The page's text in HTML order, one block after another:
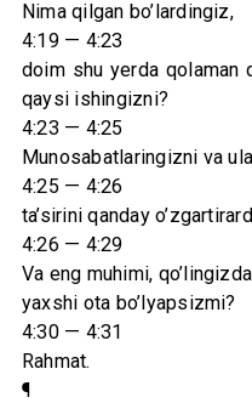
Nima qilgan bo’lardingiz,
4:19 — 4:23
doim shu yerda qolaman
qaysi ishingizni?
4:23 — 4:25
Munosabatlaringizni va
4:25 — 4:26
ta’sirini qanday
4:26 — 4:29
Va eng muhimi,
yaxshi ota bo’lyapsizmi?
4:30 — 4:31
Rahmat.
¶